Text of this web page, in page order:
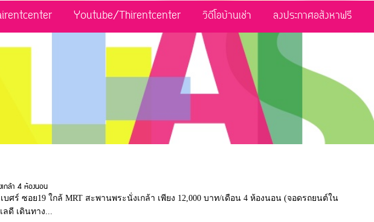
Youtube/Thirentcenter วิดีโอบ้านเช่า ลงประกาศอสังหาฟรี
เกล้า 4 ห้องนอน
ศร์ ซอย19 ใกล้ MRT สะพานพระนั่งเกล้า เพียง 12,000 บาท/เดือน 4 ห้องนอน (จอดรถยนต์ใน
ลดี เดินทาง...